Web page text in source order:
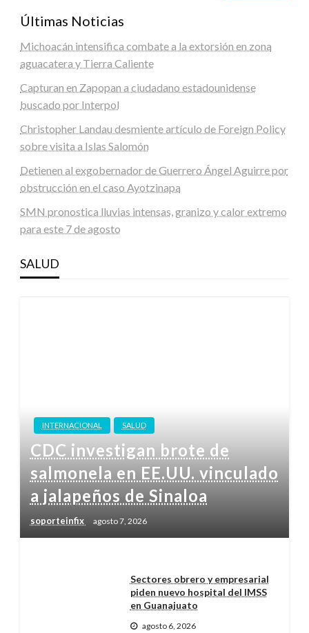
Últimas Noticias
Michoacán intensifica combate a la extorsión en zona
aguacatera y Tierra Caliente
Capturan en Zapopan a ciudadano estadounidense
buscado por Interpol
Christopher Landau desmiente artículo de Foreign Policy
sobre visita a Islas Salomón
Detienen al exgobernador de Guerrero Ángel Aguirre por
obstrucción en el caso Ayotzinapa
SMN pronostica lluvias intensas, granizo y calor extremo
para este 7 de agosto
SALUD
INTERNACIONAL SALUD
CDC investigan brote de
salmonela en EE.UU. vinculado
a jalapeños de Sinaloa
soporteinfix agosto 7, 2026
Sectores obrero y empresarial
piden nuevo hospital del IMSS
en Guanajuato
agosto 6, 2026